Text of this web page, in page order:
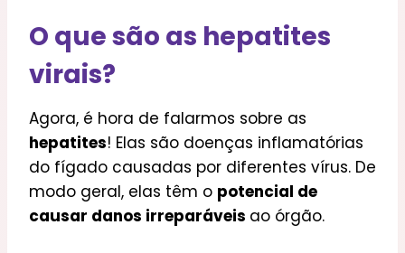
O que são as hepatites
virais?
Agora, é hora de falarmos sobre as
hepatites! Elas são doenças inflamatórias
do fígado causadas por diferentes vírus. De
modo geral, elas têm o potencial de
causar danos irreparáveis ao órgão.